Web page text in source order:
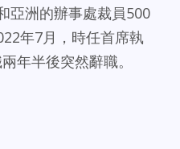
亞洲的辦事處裁員500
年7月，時任首席執
年半後突然辭職。